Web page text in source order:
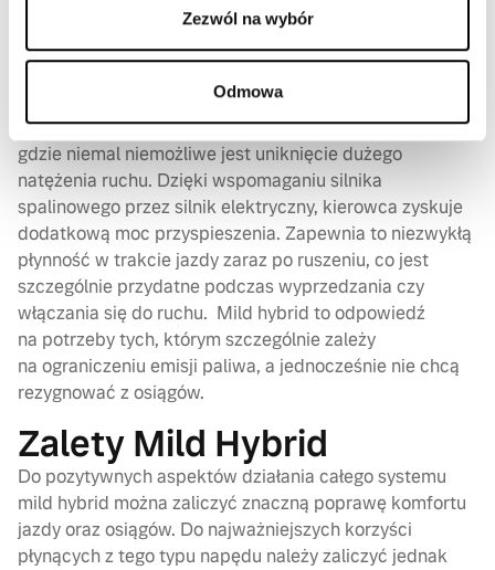
Zezwól na wybór
Odmowa
czyli napęd mild hybryd
to rozwiązanie, które sprawdza się szczególnie podczas
poruszania się w przestrzeniach miejskich oraz tam,
gdzie niemal niemożliwe jest uniknięcie dużego
natężenia ruchu. Dzięki wspomaganiu silnika
spalinowego przez silnik elektryczny, kierowca zyskuje
dodatkową moc przyspieszenia. Zapewnia to niezwykłą
płynność w trakcie jazdy zaraz po ruszeniu, co jest
szczególnie przydatne podczas wyprzedzania czy
włączania się do ruchu. Mild hybrid to odpowiedź
na potrzeby tych, którym szczególnie zależy
na ograniczeniu emisji paliwa, a jednocześnie nie chcą
rezygnować z osiągów.
Zalety Mild Hybrid
Do pozytywnych aspektów działania całego systemu
mild hybrid można zaliczyć znaczną poprawę komfortu
jazdy oraz osiągów. Do najważniejszych korzyści
płynących z tego typu napędu należy zaliczyć jednak